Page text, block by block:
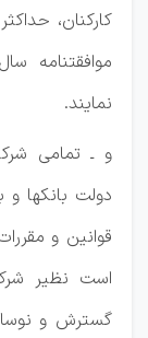
نمایند.
و ـ تمامی
دولت بانکها
قوانین و
است نظیر
گسترش و